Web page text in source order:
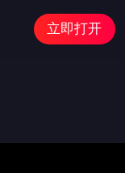
立即打开